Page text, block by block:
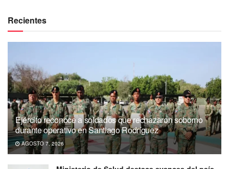
Recientes
Ejército reconoce a soldados que rechazaron soborno
durante operativo en Santiago Rodríguez
AGOSTO 7, 2026